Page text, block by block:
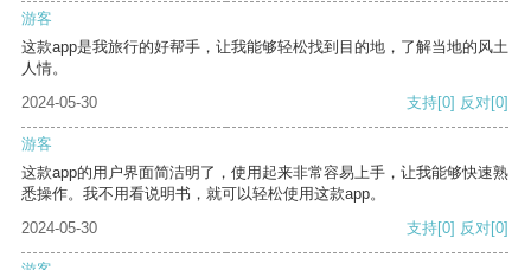
游客
这款app是我旅行的好帮手，让我能够轻松找到目的地，了解当地的风土
人情。
2024-05-30
支持[0] 反对[0]
游客
这款app的用户界面简洁明了，使用起来非常容易上手，让我能够快速熟
悉操作。我不用看说明书，就可以轻松使用这款app。
2024-05-30
支持[0] 反对[0]